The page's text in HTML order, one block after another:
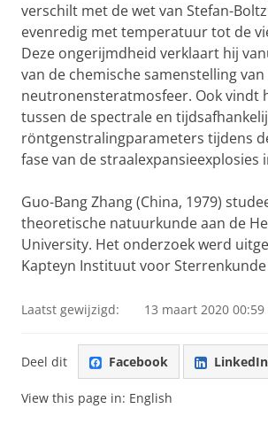
verschilt met de wet van Stefan-
evenredig met temperatuur tot de
Deze ongerijmdheid verklaart hij
van de chemische samenstelling van
neutronensteratmosfeer. Ook vindt
tussen de spectrale en
röntgenstralingparameters tijdens
fase van de straalexpansieexplosies
Guo-Bang Zhang (China, 1979)
theoretische natuurkunde aan de
University. Het onderzoek werd
Kapteyn Instituut voor Sterrenkunde
Laatst gewijzigd: 13 maart 2020 00:59
Deel dit Facebook LinkedIn
View this page in: English